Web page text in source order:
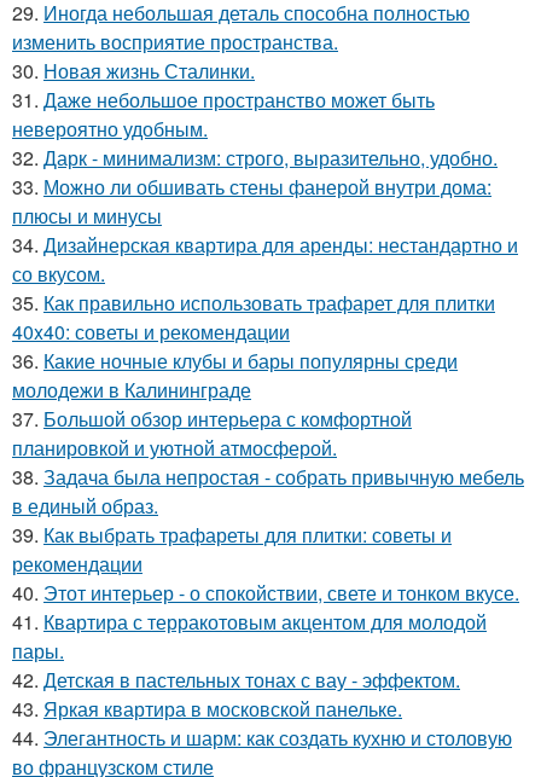
29. Иногда небольшая деталь способна полностью
изменить восприятие пространства.
30. Новая жизнь Сталинки.
31. Даже небольшое пространство может быть
невероятно удобным.
32. Дарк - минимализм: строго, выразительно, удобно.
33. Можно ли обшивать стены фанерой внутри дома:
плюсы и минусы
34. Дизайнерская квартира для аренды: нестандартно и
со вкусом.
35. Как правильно использовать трафарет для плитки
40x40: советы и рекомендации
36. Какие ночные клубы и бары популярны среди
молодежи в Калининграде
37. Большой обзор интерьера с комфортной
планировкой и уютной атмосферой.
38. Задача была непростая - собрать привычную мебель
в единый образ.
39. Как выбрать трафареты для плитки: советы и
рекомендации
40. Этот интерьер - о спокойствии, свете и тонком вкусе.
41. Квартира с терракотовым акцентом для молодой
пары.
42. Детская в пастельных тонах с вау - эффектом.
43. Яркая квартира в московской панельке.
44. Элегантность и шарм: как создать кухню и столовую
во французском стиле